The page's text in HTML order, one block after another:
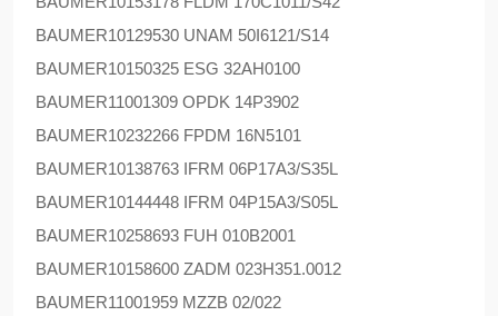
BAUMER10129530 UNAM 50I6121/S14
BAUMER10150325 ESG 32AH0100
BAUMER11001309 OPDK 14P3902
BAUMER10232266 FPDM 16N5101
BAUMER10138763 IFRM 06P17A3/S35L
BAUMER10144448 IFRM 04P15A3/S05L
BAUMER10258693 FUH 010B2001
BAUMER10158600 ZADM 023H351.0012
BAUMER11001959 MZZB 02/022